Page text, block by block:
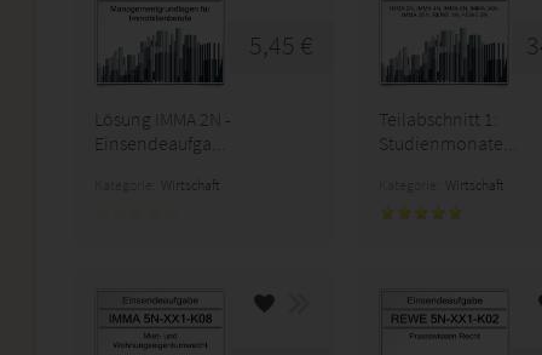
5,45 €
Lösung IMMA 2N -
Einsendeaufga...
Wirtschaft
Teilabschnitt 1:
Studienmonate...
Wirtschaft